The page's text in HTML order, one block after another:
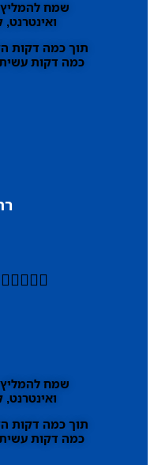
שמח
תוך כמה דקות
כמה דקות

שמח
תוך כמה דקות
כמה דקות